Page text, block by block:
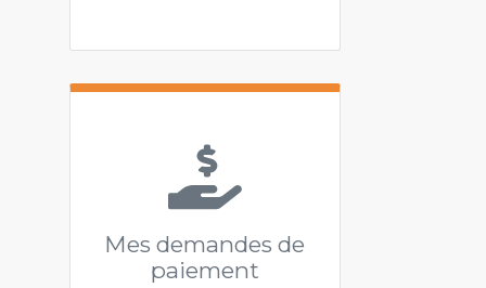
Mes demandes de
paiement